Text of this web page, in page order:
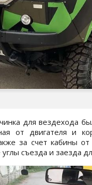
для вездехода
от двигателя и
за счет кабины
съезда и заезда